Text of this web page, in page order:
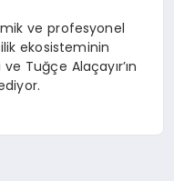
ve profesyonel
ekosisteminin
Tuğçe Alaçayır’ın